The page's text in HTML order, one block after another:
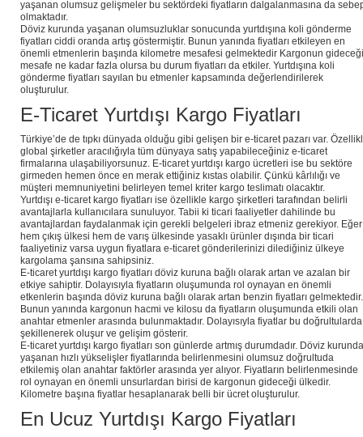
yaşanan olumsuz gelişmeler bu sektördeki fiyatların dalgalanmasına da
olmaktadır.
Döviz kurunda yaşanan olumsuzluklar sonucunda yurtdışına koli gönderme
fiyatları ciddi oranda artış göstermiştir. Bunun yanında fiyatları etkileyen en
önemli etmenlerin başında kilometre mesafesi gelmektedir Kargonun gideceği
mesafe ne kadar fazla olursa bu durum fiyatları da etkiler. Yurtdışına koli
gönderme fiyatları sayılan bu etmenler kapsamında değerlendirilerek
oluşturulur.
E-Ticaret Yurtdışı Kargo Fiyatları
Türkiye’de de tıpkı dünyada olduğu gibi gelişen bir e-ticaret pazarı var.
global şirketler aracılığıyla tüm dünyaya satış yapabileceğiniz e-ticaret
firmalarına ulaşabiliyorsunuz. E-ticaret yurtdışı kargo ücretleri ise bu sektöre
girmeden hemen önce en merak ettiğiniz kıstas olabilir. Çünkü kârlılığı ve
müşteri memnuniyetini belirleyen temel kriter kargo teslimatı olacaktır.
Yurtdışı e-ticaret kargo fiyatları ise özellikle kargo şirketleri tarafından belirli
avantajlarla kullanıcılara sunuluyor. Tabii ki ticari faaliyetler dahilinde bu
avantajlardan faydalanmak için gerekli belgeleri ibraz etmeniz gerekiyor. Eğer
hem çıkış ülkesi hem de varış ülkesinde yasaklı ürünler dışında bir ticari
faaliyetiniz varsa uygun fiyatlara e-ticaret gönderilerinizi dilediğiniz ülkeye
kargolama şansına sahipsiniz.
E-ticaret yurtdışı kargo fiyatları döviz kuruna bağlı olarak artan ve azalan bir
etkiye sahiptir. Dolayısıyla fiyatların oluşumunda rol oynayan en önemli
etkenlerin başında döviz kuruna bağlı olarak artan benzin fiyatları gelmektedir.
Bunun yanında kargonun hacmi ve kilosu da fiyatların oluşumunda etkili olan
anahtar etmenler arasında bulunmaktadır. Dolayısıyla fiyatlar bu doğrultularda
şekillenerek oluşur ve gelişim gösterir.
E-ticaret yurtdışı kargo fiyatları son günlerde artmış durumdadır. Döviz kurunda
yaşanan hızlı yükselişler fiyatlarında belirlenmesini olumsuz doğrultuda
etkilemiş olan anahtar faktörler arasında yer alıyor. Fiyatların belirlenmesinde
rol oynayan en önemli unsurlardan birisi de kargonun gideceği ülkedir.
Kilometre başına fiyatlar hesaplanarak belli bir ücret oluşturulur.
En Ucuz Yurtdışı Kargo Fiyatları